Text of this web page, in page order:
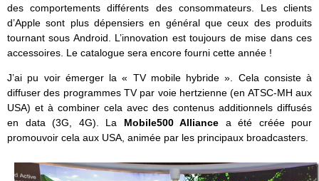
des comportements différents des consommateurs. Les clients
d’Apple sont plus dépensiers en général que ceux des produits
tournant sous Android. L’innovation est toujours de mise dans ces
accessoires. Le catalogue sera encore fourni cette année !
J’ai pu voir émerger la « TV mobile hybride ». Cela consiste à
diffuser des programmes TV par voie hertzienne (en ATSC-MH aux
USA) et à combiner cela avec des contenus additionnels diffusés
en data (3G, 4G). La Mobile500 Alliance a été créée pour
promouvoir cela aux USA, animée par les principaux broadcasters.